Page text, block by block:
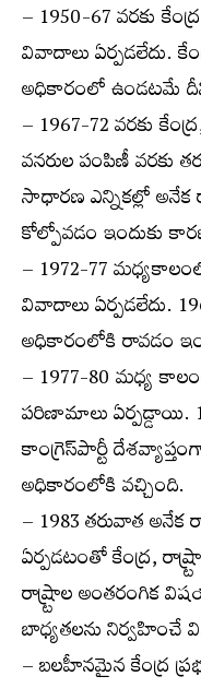
– 1950-67 వరకు
వివాదాలు ఏర్పడలేదు.
అధికారంలో ఉండటమే
– 1967-72 వరకు
వనరుల పంపిణీ వరకు
సాధారణ ఎన్నికల్లో అనేక
కోల్పోవడం ఇందుకు
– 1972-77
వివాదాలు ఏర్పడలేదు.
అధికారంలోకి రావడం
– 1977-80 మధ్య
పరిణామాలు ఏర్పడ్డాయి.
కాంగ్రెస్‌పార్టీ
అధికారంలోకి వచ్చింది.
– 1983 తరువాత అనేక
ఏర్పడటంతో కేంద్ర,
రాష్ర్టాల అంతరంగిక
బాధ్యతలను
– బలహీనమైన కేంద్ర